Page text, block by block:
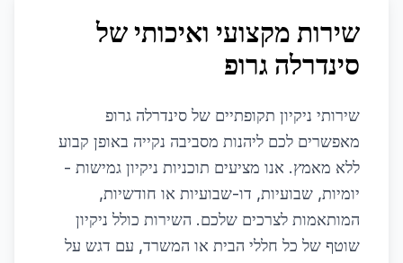
שירות מקצועי ואיכותי של
סינדרלה גרופ
שירותי ניקיון תקופתיים של סינדרלה גרופ
מאפשרים לכם ליהנות מסביבה נקייה באופן קבוע
ללא מאמץ. אנו מציעים תוכניות ניקיון גמישות -
יומיות, שבועיות, דו-שבועיות או חודשיות,
המותאמות לצרכים שלכם. השירות כולל ניקיון
שוטף של כל חללי הבית או המשרד, עם דגש על